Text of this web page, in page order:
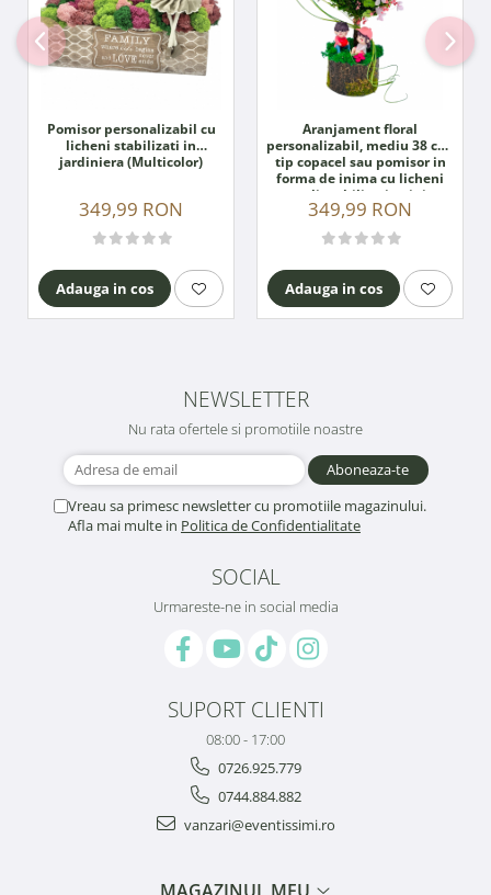
Pomisor personalizabil cu
licheni stabilizati in
jardiniera (Multicolor)
349,99 RON
Adauga in cos
Aranjament floral
personalizabil, mediu 38 cm,
tip copacel sau pomisor in
forma de inima cu licheni
naturali stabilizati, miniroze
criogenate si flori criogenate
(Multicolor)
349,99 RON
Adauga in cos
NEWSLETTER
Nu rata ofertele si promotiile noastre
Vreau sa primesc newsletter cu promotiile magazinului.
Afla mai multe in Politica de Confidentialitate
SOCIAL
Urmareste-ne in social media
SUPORT CLIENTI
08:00 - 17:00
0726.925.779
0744.884.882
vanzari@eventissimi.ro